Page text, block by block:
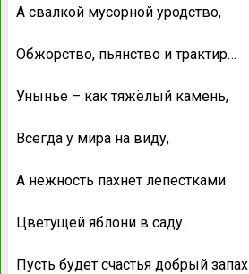
А свалкой мусорной уродство,
Обжорство, пьянство и трактир…
Унынье – как тяжёлый камень,
Всегда у мира на виду,
А нежность пахнет лепестками
Цветущей яблони в саду.
Пусть будет счастья добрый запах